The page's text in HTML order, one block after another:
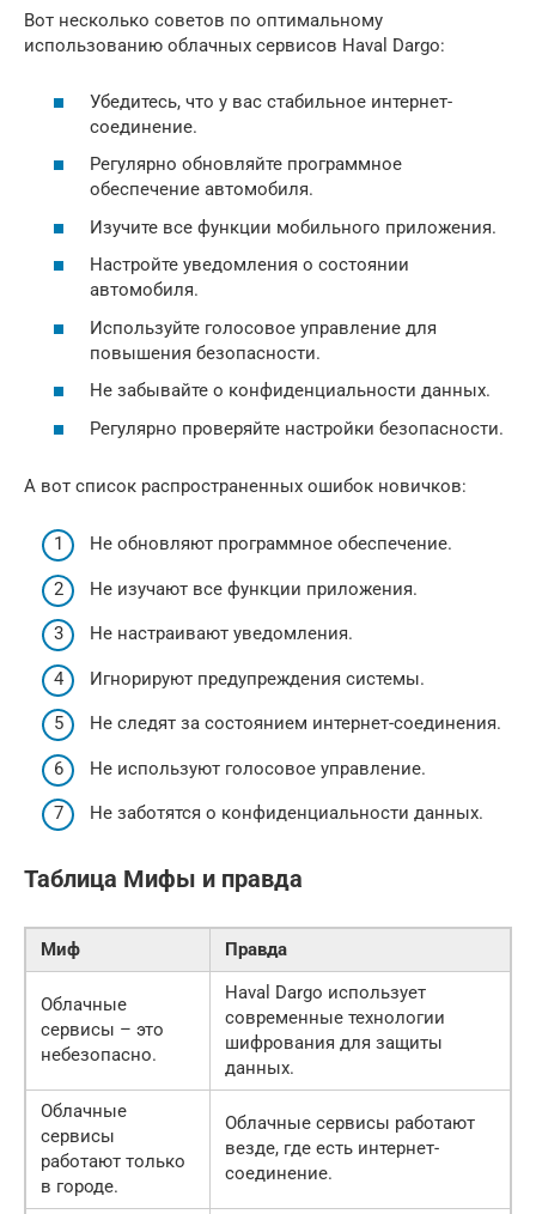
Вот несколько советов по оптимальному
использованию облачных сервисов Haval Dargo:
Убедитесь, что у вас стабильное интернет-
соединение.
Регулярно обновляйте программное
обеспечение автомобиля.
Изучите все функции мобильного приложения.
Настройте уведомления о состоянии
автомобиля.
Используйте голосовое управление для
повышения безопасности.
Не забывайте о конфиденциальности данных.
Регулярно проверяйте настройки безопасности.
А вот список распространенных ошибок новичков:
Не обновляют программное обеспечение.
Не изучают все функции приложения.
Не настраивают уведомления.
Игнорируют предупреждения системы.
Не следят за состоянием интернет-соединения.
Не используют голосовое управление.
Не заботятся о конфиденциальности данных.
Таблица Мифы и правда
Миф Правда
Облачные
сервисы – это
небезопасно.
Haval Dargo использует
современные технологии
шифрования для защиты
данных.
Облачные
сервисы
работают только
в городе.
Облачные сервисы работают
везде, где есть интернет-
соединение.